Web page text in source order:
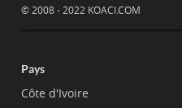
© 2008 - 2022 KOACI.COM
Pays
Côte d'Ivoire